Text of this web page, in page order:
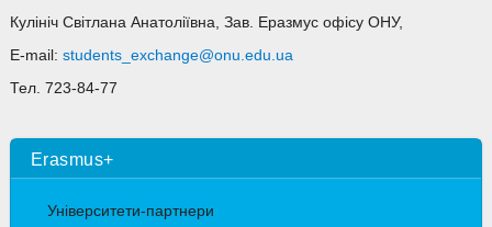
Кулініч Світлана Анатоліївна, Зав. Еразмус офісу ОНУ,
E-mail: students_exchange@onu.edu.ua
Тел. 723-84-77
Erasmus+
Університети-партнери